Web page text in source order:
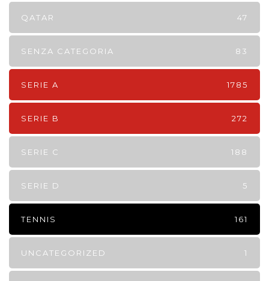
QATAR 47
SENZA CATEGORIA 83
SERIE A 1785
SERIE B 272
SERIE C 188
SERIE D 5
TENNIS 161
UNCATEGORIZED 1